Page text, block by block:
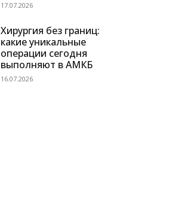
17.07.2026
Хирургия без границ:
какие уникальные
операции сегодня
выполняют в АМКБ
16.07.2026